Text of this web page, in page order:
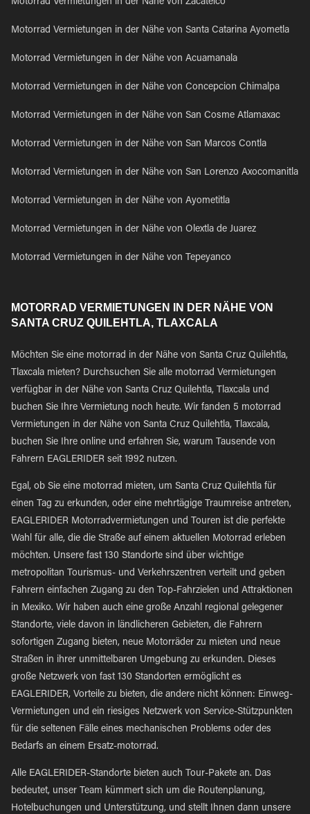
Motorrad Vermietungen in der Nähe von Zacatelco
Motorrad Vermietungen in der Nähe von Santa Catarina Ayometla
Motorrad Vermietungen in der Nähe von Acuamanala
Motorrad Vermietungen in der Nähe von Concepcion Chimalpa
Motorrad Vermietungen in der Nähe von San Cosme Atlamaxac
Motorrad Vermietungen in der Nähe von San Marcos Contla
Motorrad Vermietungen in der Nähe von San Lorenzo Axocomanitla
Motorrad Vermietungen in der Nähe von Ayometitla
Motorrad Vermietungen in der Nähe von Olextla de Juarez
Motorrad Vermietungen in der Nähe von Tepeyanco
MOTORRAD VERMIETUNGEN IN DER NÄHE VON
SANTA CRUZ QUILEHTLA, TLAXCALA
Möchten Sie eine motorrad in der Nähe von Santa Cruz Quilehtla,
Tlaxcala mieten? Durchsuchen Sie alle motorrad Vermietungen
verfügbar in der Nähe von Santa Cruz Quilehtla, Tlaxcala und
buchen Sie Ihre Vermietung noch heute. Wir fanden 5 motorrad
Vermietungen in der Nähe von Santa Cruz Quilehtla, Tlaxcala,
buchen Sie Ihre online und erfahren Sie, warum Tausende von
Fahrern EAGLERIDER seit 1992 nutzen.
Egal, ob Sie eine motorrad mieten, um Santa Cruz Quilehtla für
einen Tag zu erkunden, oder eine mehrtägige Traumreise antreten,
EAGLERIDER Motorradvermietungen und Touren ist die perfekte
Wahl für alle, die die Straße auf einem aktuellen Motorrad erleben
möchten. Unsere fast 130 Standorte sind über wichtige
metropolitan Tourismus- und Verkehrszentren verteilt und geben
Fahrern einfachen Zugang zu den Top-Fahrzielen und Attraktionen
in Mexiko. Wir haben auch eine große Anzahl regional gelegener
Standorte, viele davon in ländlicheren Gebieten, die Fahrern
sofortigen Zugang bieten, neue Motorräder zu mieten und neue
Straßen in ihrer unmittelbaren Umgebung zu erkunden. Dieses
große Netzwerk von fast 130 Standorten ermöglicht es
EAGLERIDER, Vorteile zu bieten, die andere nicht können: Einweg-
Vermietungen und ein riesiges Netzwerk von Service-Stützpunkten
für die seltenen Fälle eines mechanischen Problems oder des
Bedarfs an einem Ersatz-motorrad.
Alle EAGLERIDER-Standorte bieten auch Tour-Pakete an. Das
bedeutet, unser Team kümmert sich um die Routenplanung,
Hotelbuchungen und Unterstützung, und stellt Ihnen dann unsere